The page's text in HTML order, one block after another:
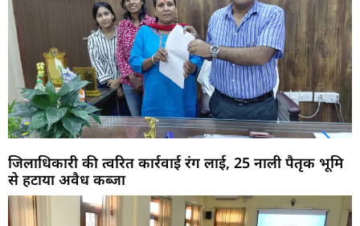
जिलाधिकारी की त्वरित कार्रवाई रंग लाई, 25 नाली पैतृक भूमि
से हटाया अवैध कब्जा